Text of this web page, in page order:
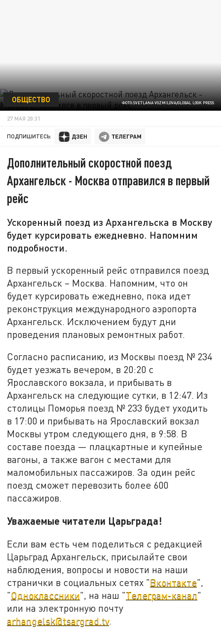
ФОТО:SVETLANA VOZMILOVA/GLOBAL LOOK PRESS
ОБЩЕСТВО
27 МАЯ 20:31
ПОДПИШИТЕСЬ:
Дополнительный скоростной поезд
Архангельск - Москва отправился в первый
рейс
Ускоренный поезд из Архангельска в Москву
будет курсировать ежедневно. Напомним
подробности.
В первый ускоренный рейс отправился поезд
Архангельск – Москва. Напомним, что он
будет курсировать ежедневно, пока идет
реконструкция международного аэропорта
Архангельск. Исключением будут дни
проведения плановых ремонтных работ.
Согласно расписанию, из Москвы поезд № 234
будет уезжать вечером, в 20:20 с
Ярославского вокзала, и прибывать в
Архангельск на следующие сутки, в 12:47. Из
столицы Поморья поезд № 233 будет уходить
в 17:00 и прибывать на Ярославский вокзал
Москвы утром следующего дня, в 9:58. В
составе поезда — плацкартные и купейные
вагоны, а также вагон с местами для
маломобильных пассажиров. За один рейс
поезд сможет перевозить более 600
пассажиров.
Уважаемые читатели Царьграда!
Если вам есть чем поделиться с редакцией
Царьград Архангельск, присылайте свои
наблюдения, вопросы и новости на наши
странички в социальных сетях "Вконтакте",
"Одноклассники", на наш "Телеграм-канал"
или на электронную почту
arhangelsk@tsargrad.tv.